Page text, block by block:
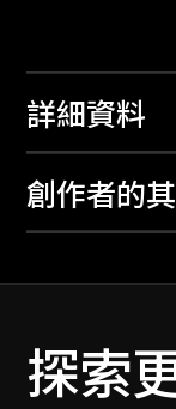
詳細資料
創作者的
探索